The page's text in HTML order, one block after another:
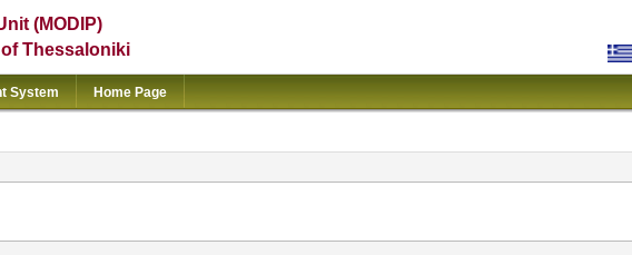
(MODIP)
Thessaloniki
System Home Page